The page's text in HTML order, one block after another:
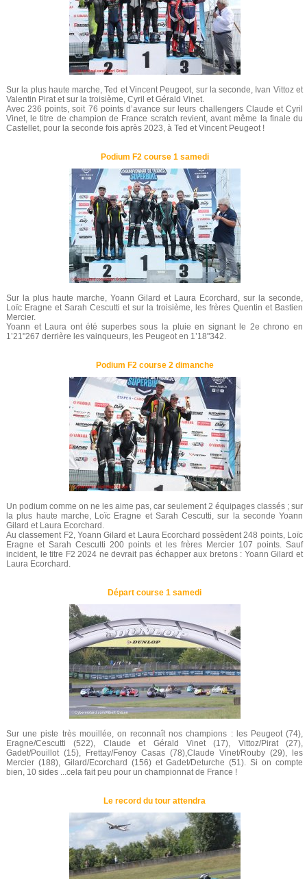
Sur la plus haute marche, Ted et Vincent Peugeot, sur la seconde, Ivan Vittoz et
Valentin Pirat et sur la troisième, Cyril et Gérald Vinet.
Avec 236 points, soit 76 points d’avance sur leurs challengers Claude et Cyril
Vinet, le titre de champion de France scratch revient, avant même la finale du
Castellet, pour la seconde fois après 2023, à Ted et Vincent Peugeot !
Podium F2 course 1 samedi
Sur la plus haute marche, Yoann Gilard et Laura Ecorchard, sur la seconde,
Loïc Eragne et Sarah Cescutti et sur la troisième, les frères Quentin et Bastien
Mercier.
Yoann et Laura ont été superbes sous la pluie en signant le 2e chrono en
1’21"267 derrière les vainqueurs, les Peugeot en 1’18"342.
Podium F2 course 2 dimanche
Un podium comme on ne les aime pas, car seulement 2 équipages classés ; sur
la plus haute marche, Loïc Eragne et Sarah Cescutti, sur la seconde Yoann
Gilard et Laura Ecorchard.
Au classement F2, Yoann Gilard et Laura Ecorchard possèdent 248 points, Loïc
Eragne et Sarah Cescutti 200 points et les frères Mercier 107 points. Sauf
incident, le titre F2 2024 ne devrait pas échapper aux bretons : Yoann Gilard et
Laura Ecorchard.
Départ course 1 samedi
Sur une piste très mouillée, on reconnaît nos champions : les Peugeot (74),
Eragne/Cescutti (522), Claude et Gérald Vinet (17), Vittoz/Pirat (27),
Gadet/Pouillot (15), Frettay/Fenoy Casas (78),Claude Vinet/Rouby (29), les
Mercier (188), Gilard/Ecorchard (156) et Gadet/Deturche (51). Si on compte
bien, 10 sides ...cela fait peu pour un championnat de France !
Le record du tour attendra